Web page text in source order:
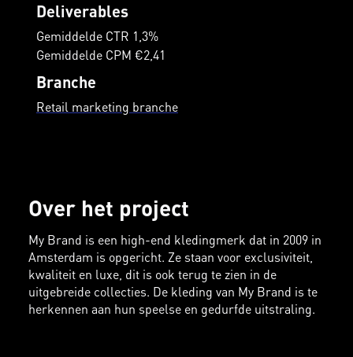
Deliverables
Gemiddelde CTR 1,3%
Gemiddelde CPM €2,41
Branche
Retail marketing branche
Over het project
My Brand is een high-end kledingmerk dat in 2009 in
Amsterdam is opgericht. Ze staan voor exclusiviteit,
kwaliteit en luxe, dit is ook terug te zien in de
uitgebreide collecties. De kleding van My Brand is te
herkennen aan hun speelse en gedurfde uitstraling.